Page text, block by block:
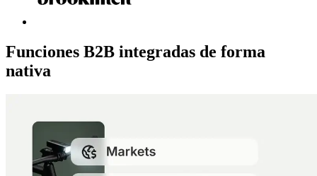
Funciones B2B integradas de forma
nativa